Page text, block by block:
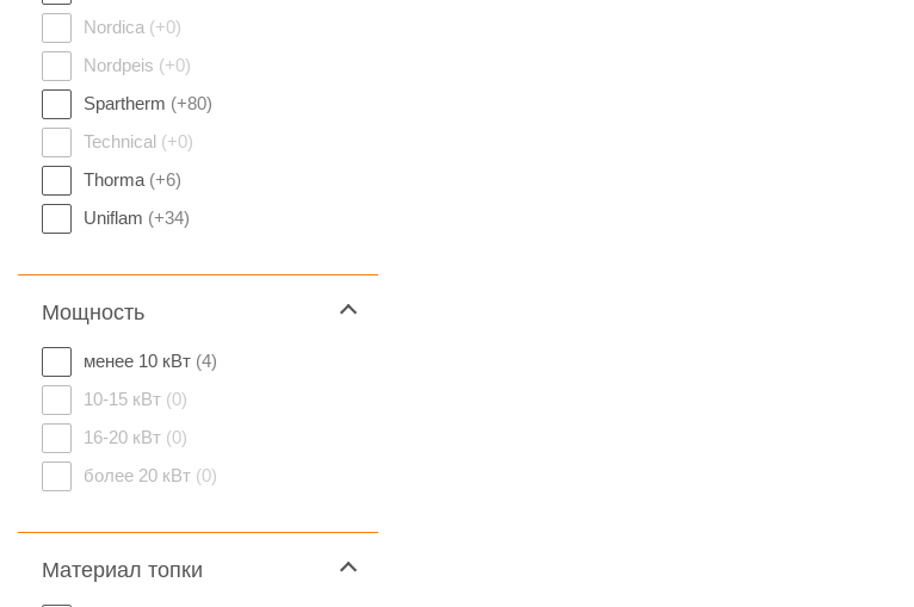
Nordica (+0)
Nordpeis (+0)
Spartherm (+80)
Technical (+0)
Thorma (+6)
Uniflam (+34)
Мощность
менее 10 кВт (4)
10-15 кВт (0)
16-20 кВт (0)
более 20 кВт (0)
Материал топки